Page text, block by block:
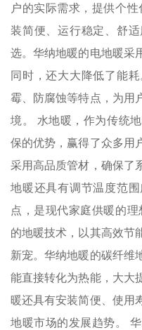
户的实际需求，提供个
装简便、运行稳定、舒
选。华纳地暖的电地暖采
同时，还大大降低了能
霉、防腐蚀等特点，为用
境。 水地暖，作为传统
保的优势，赢得了众多用
采用高品质管材，确保了
地暖还具有调节温度范
点，是现代家庭供暖的
的地暖技术，以其高效节
新宠。华纳地暖的碳纤维
能直接转化为热能，大大
暖还具有安装简便、使用
地暖市场的发展趋势。